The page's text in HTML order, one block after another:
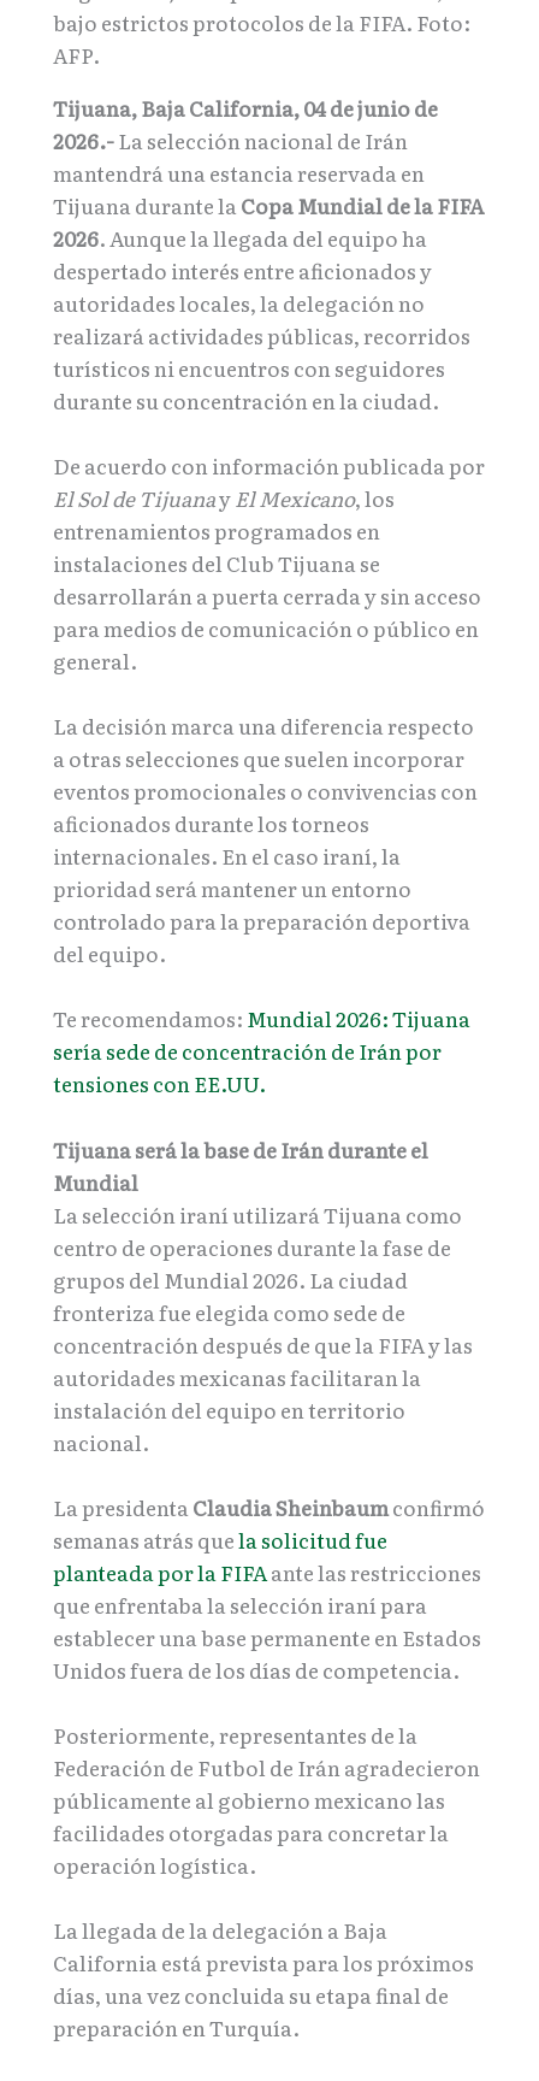
bajo estrictos protocolos de la FIFA. Foto:
AFP.
Tijuana, Baja California, 04 de junio de
2026.-La selección nacional de Irán
mantendrá una estancia reservada en
Tijuana durante la Copa Mundial de la FIFA
2026. Aunque la llegada del equipo ha
despertado interés entre aficionados y
autoridades locales, la delegación no
realizará actividades públicas, recorridos
turísticos ni encuentros con seguidores
durante su concentración en la ciudad.
De acuerdo con información publicada por
El Sol de Tijuanay El Mexicano, los
entrenamientos programados en
instalaciones del Club Tijuana se
desarrollarán a puerta cerrada y sin acceso
para medios de comunicación o público en
general.
La decisión marca una diferencia respecto
a otras selecciones que suelen incorporar
eventos promocionales o convivencias con
aficionados durante los torneos
internacionales. En el caso iraní, la
prioridad será mantener un entorno
controlado para la preparación deportiva
del equipo.
Te recomendamos: Mundial 2026: Tijuana
sería sede de concentración de Irán por
tensiones con EE.UU.
Tijuana será la base de Irán durante el
Mundial
La selección iraní utilizará Tijuana como
centro de operaciones durante la fase de
grupos del Mundial 2026. La ciudad
fronteriza fue elegida como sede de
concentración después de que la FIFA y las
autoridades mexicanas facilitaran la
instalación del equipo en territorio
nacional.
La presidenta Claudia Sheinbaumconfirmó
semanas atrás quela solicitud fue
planteada por la FIFA ante las restricciones
que enfrentaba la selección iraní para
establecer una base permanente en Estados
Unidos fuera de los días de competencia.
Posteriormente, representantes de la
Federación de Futbol de Irán agradecieron
públicamente al gobierno mexicano las
facilidades otorgadas para concretar la
operación logística.
La llegada de la delegación a Baja
California está prevista para los próximos
días, una vez concluida su etapa final de
preparación en Turquía.